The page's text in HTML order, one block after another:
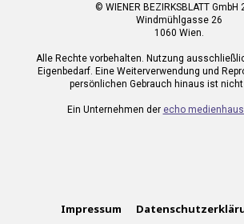
© WIENER BEZIRKSBLATT GmbH
Windmühlgasse 26
1060 Wien.
Alle Rechte vorbehalten. Nutzung
Eigenbedarf. Eine Weiterverwendung und
persönlichen Gebrauch hinaus ist
Ein Unternehmen der echo
Impressum